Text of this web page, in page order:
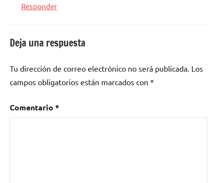
Responder
Deja una respuesta
Tu dirección de correo electrónico no será publicada. Los
campos obligatorios están marcados con *
Comentario *